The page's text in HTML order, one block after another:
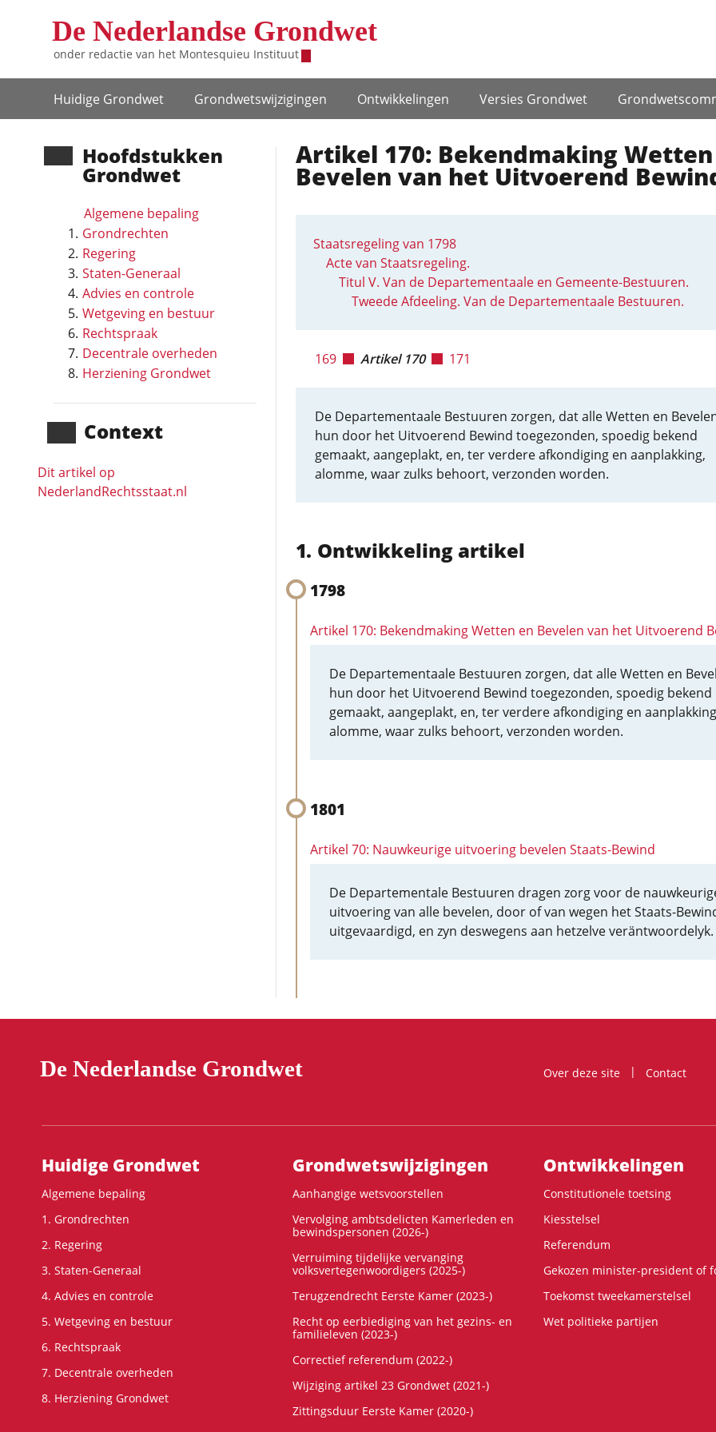
De Nederlandse Grondwet
onder redactie van het Montesquieu Instituut
Hoofdnavigatie
Huidige Grondwet Grondwets­wijzigingen Ontwikke­lingen Versies Grondwet
Hoofd­stukken
Grondwet
Algemene bepaling
Grondrechten
Regering
Staten-Generaal
Advies en controle
Wetgeving en bestuur
Rechtspraak
Decentrale overheden
Herziening Grondwet
Context
Dit artikel op
NederlandRechts­staat.nl
Artikel 170: Bekendmaking
Bevelen van het Uitvoerend
Staatsregeling van 1798
Acte van Staatsregeling.
Titul V. Van de Departementaale en Gemeente-Bestuuren.
Tweede Afdeeling. Van de Departementaale Bestuuren.
169 Artikel 170 171
De Departementaale Bestuuren zorgen, dat alle Wetten en
hun door het Uitvoerend Bewind toegezonden, spoedig bekend
gemaakt, aangeplakt, en, ter verdere afkondiging en aanplakking,
alomme, waar zulks behoort, verzonden worden.
Ontwikkeling artikel
1798
Artikel 170: Bekendmaking Wetten en Bevelen van het Uitvoerend
De Departementaale Bestuuren zorgen, dat alle Wetten en
hun door het Uitvoerend Bewind toegezonden, spoedig bekend
gemaakt, aangeplakt, en, ter verdere afkondiging en
alomme, waar zulks behoort, verzonden worden.
1801
Artikel 70: Nauwkeurige uitvoering bevelen Staats-Bewind
De Departementale Bestuuren dragen zorg voor de
uitvoering van alle bevelen, door of van wegen het Staats-
uitgevaardigd, en zyn deswegens aan hetzelve veräntwoordelyk.
De Nederlandse Grondwet Over deze site Contact
Hoofdnavigatie
Huidige Grondwet
Algemene bepaling
1. Grondrechten
2. Regering
3. Staten-Generaal
4. Advies en controle
5. Wetgeving en bestuur
6. Rechtspraak
7. Decentrale overheden
8. Herziening Grondwet
Grondwets­wijzigingen
Aanhangige wetsvoorstellen
Vervolging ambtsdelicten Kamerleden en
bewindspersonen (2026-)
Verruiming tijdelijke vervanging
volksvertegenwoordigers (2025-)
Terugzendrecht Eerste Kamer (2023-)
Recht op eerbiediging van het gezins- en
familieleven (2023-)
Correctief referendum (2022-)
Wijziging artikel 23 Grondwet (2021-)
Zittingsduur Eerste Kamer (2020-)
Ontwikke­lingen
Constitutionele toetsing
Kiesstelsel
Referendum
Gekozen minister-president of
Toekomst tweekamerstelsel
Wet politieke partijen